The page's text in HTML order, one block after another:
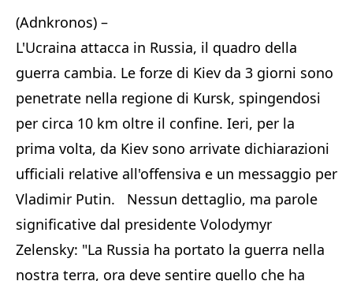
(Adnkronos) –
L'Ucraina attacca in Russia, il quadro della
guerra cambia. Le forze di Kiev da 3 giorni sono
penetrate nella regione di Kursk, spingendosi
per circa 10 km oltre il confine. Ieri, per la
prima volta, da Kiev sono arrivate dichiarazioni
ufficiali relative all'offensiva e un messaggio per
Vladimir Putin. Nessun dettaglio, ma parole
significative dal presidente Volodymyr
Zelensky: "La Russia ha portato la guerra nella
nostra terra, ora deve sentire quello che ha